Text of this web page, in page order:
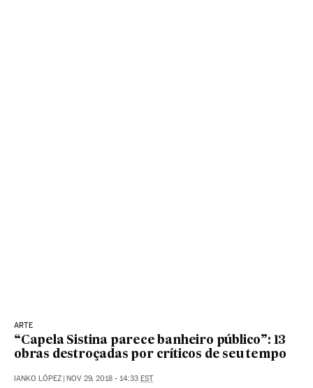
ARTE
“Capela Sistina parece banheiro público”: 13
obras destroçadas por críticos de seu tempo
IANKO LÓPEZ NOV 29, 2018 - 14:33 EST